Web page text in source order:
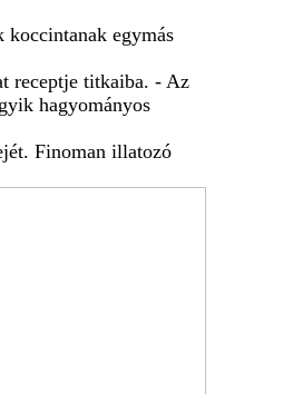
koccintanak egymás
receptje titkaiba. - Az
hagyományos
Finoman illatozó